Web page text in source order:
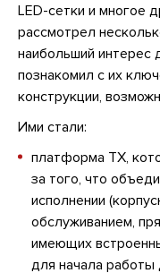
LED-сетки и многое
рассмотрел
наибольший интерес
познакомил с их
конструкции,
Ими стали:
платформа TX,
за того, что
исполнении
обслуживанием,
имеющих
для начала